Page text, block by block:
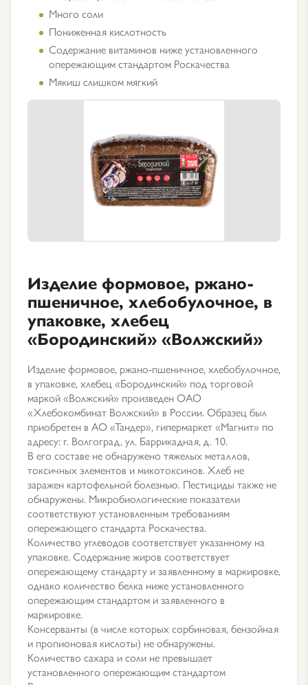
Много соли
Пониженная кислотность
Содержание витаминов ниже установленного
опережающим стандартом Роскачества
Мякиш слишком мягкий
Изделие формовое, ржано-
пшеничное, хлебобулочное, в
упаковке, хлебец
«Бородинский» «Волжский»
Изделие формовое, ржано-пшеничное, хлебобулочное,
в упаковке, хлебец «Бородинский» под торговой
маркой «Волжский» произведен ОАО
«Хлебокомбинат Волжский» в России. Образец был
приобретен в АО «Тандер», гипермаркет «Магнит» по
адресу: г. Волгоград, ул. Баррикадная, д. 10.
В его составе не обнаружено тяжелых металлов,
токсичных элементов и микотоксинов. Хлеб не
заражен картофельной болезнью. Пестициды также не
обнаружены. Микробиологические показатели
соответствуют установленным требованиям
опережающего стандарта Роскачества.
Количество углеводов соответствует указанному на
упаковке. Содержание жиров соответствует
опережающему стандарту и заявленному в маркировке,
однако количество белка ниже установленного
опережающим стандартом и заявленного в
маркировке.
Консерванты (в числе которых сорбиновая, бензойная
и пропионовая кислоты) не обнаружены.
Количество сахара и соли не превышает
установленного опережающим стандартом